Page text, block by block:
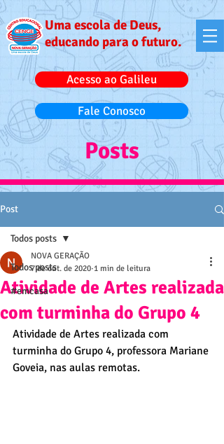
Uma escola de Deus,
educando para o futuro.
Acesso ao Galileu
Fale Conosco
Posts
Post
Todos posts
#emcasa
Todos posts
Atividade de Artes realizada
com turminha do Grupo 4
NOVA GERAÇÃO
7 de out. de 2020 1 min de leitura
Atividade de Artes realizada com
turminha do Grupo 4, professora Mariane
Goveia, nas aulas remotas.